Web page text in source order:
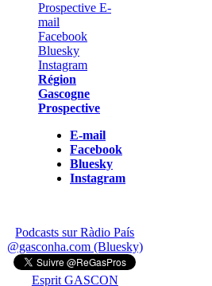
Région
Gascogne
Prospective
E-mail
Facebook
Bluesky
Instagram
Podcasts sur Ràdio País
@gasconha.com (Bluesky)
Esprit GASCON